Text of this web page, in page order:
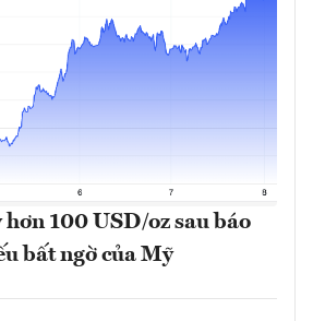
hơn 100 USD/oz sau báo
bất ngờ của Mỹ